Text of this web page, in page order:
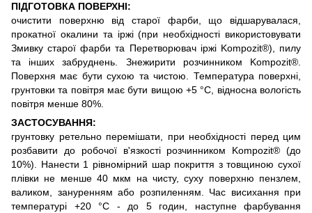
ПІДГОТОВКА ПОВЕРХНІ:
очистити поверхню від старої фарби, що відшарувалася,
прокатної окалини та іржі (при необхідності використовувати
Змивку старої фарби та Перетворювач іржі Kompozit®), пилу
та інших забруднень. Знежирити розчинником Kompozit®.
Поверхня має бути сухою та чистою. Температура поверхні,
грунтовки та повітря має бути вищою +5 °С, відносна вологість
повітря менше 80%.
ЗАСТОСУВАННЯ:
грунтовку ретельно перемішати, при необхідності перед цим
розбавити до робочої в'язкості розчинником Kompozit® (до
10%). Нанести 1 рівномірний шар покриття з товщиною сухої
плівки не менше 40 мкм на чисту, суху поверхню пензлем,
валиком, зануренням або розпиленням. Час висихання при
температурі +20 °С - до 5 годин, наступне фарбування